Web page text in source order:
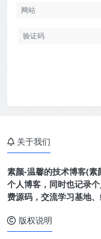
关于我们
素颜-温馨的技术博客(
个人博客，同时也记录
费源码，交流学习基地
版权说明